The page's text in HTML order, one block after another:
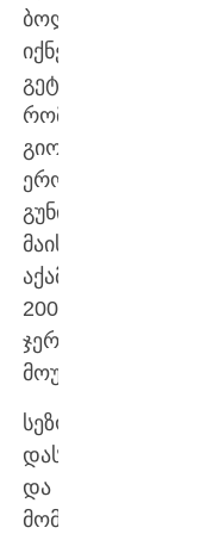
ბოლო
იქნება.
გეტყვით
რომ,
გიორგის
ეროვნულ
გუნის
მაისური
აქამდე
200-
ჯერ
მოურგია.
სეზონის
დასაწყისზე
და
მომავალზე